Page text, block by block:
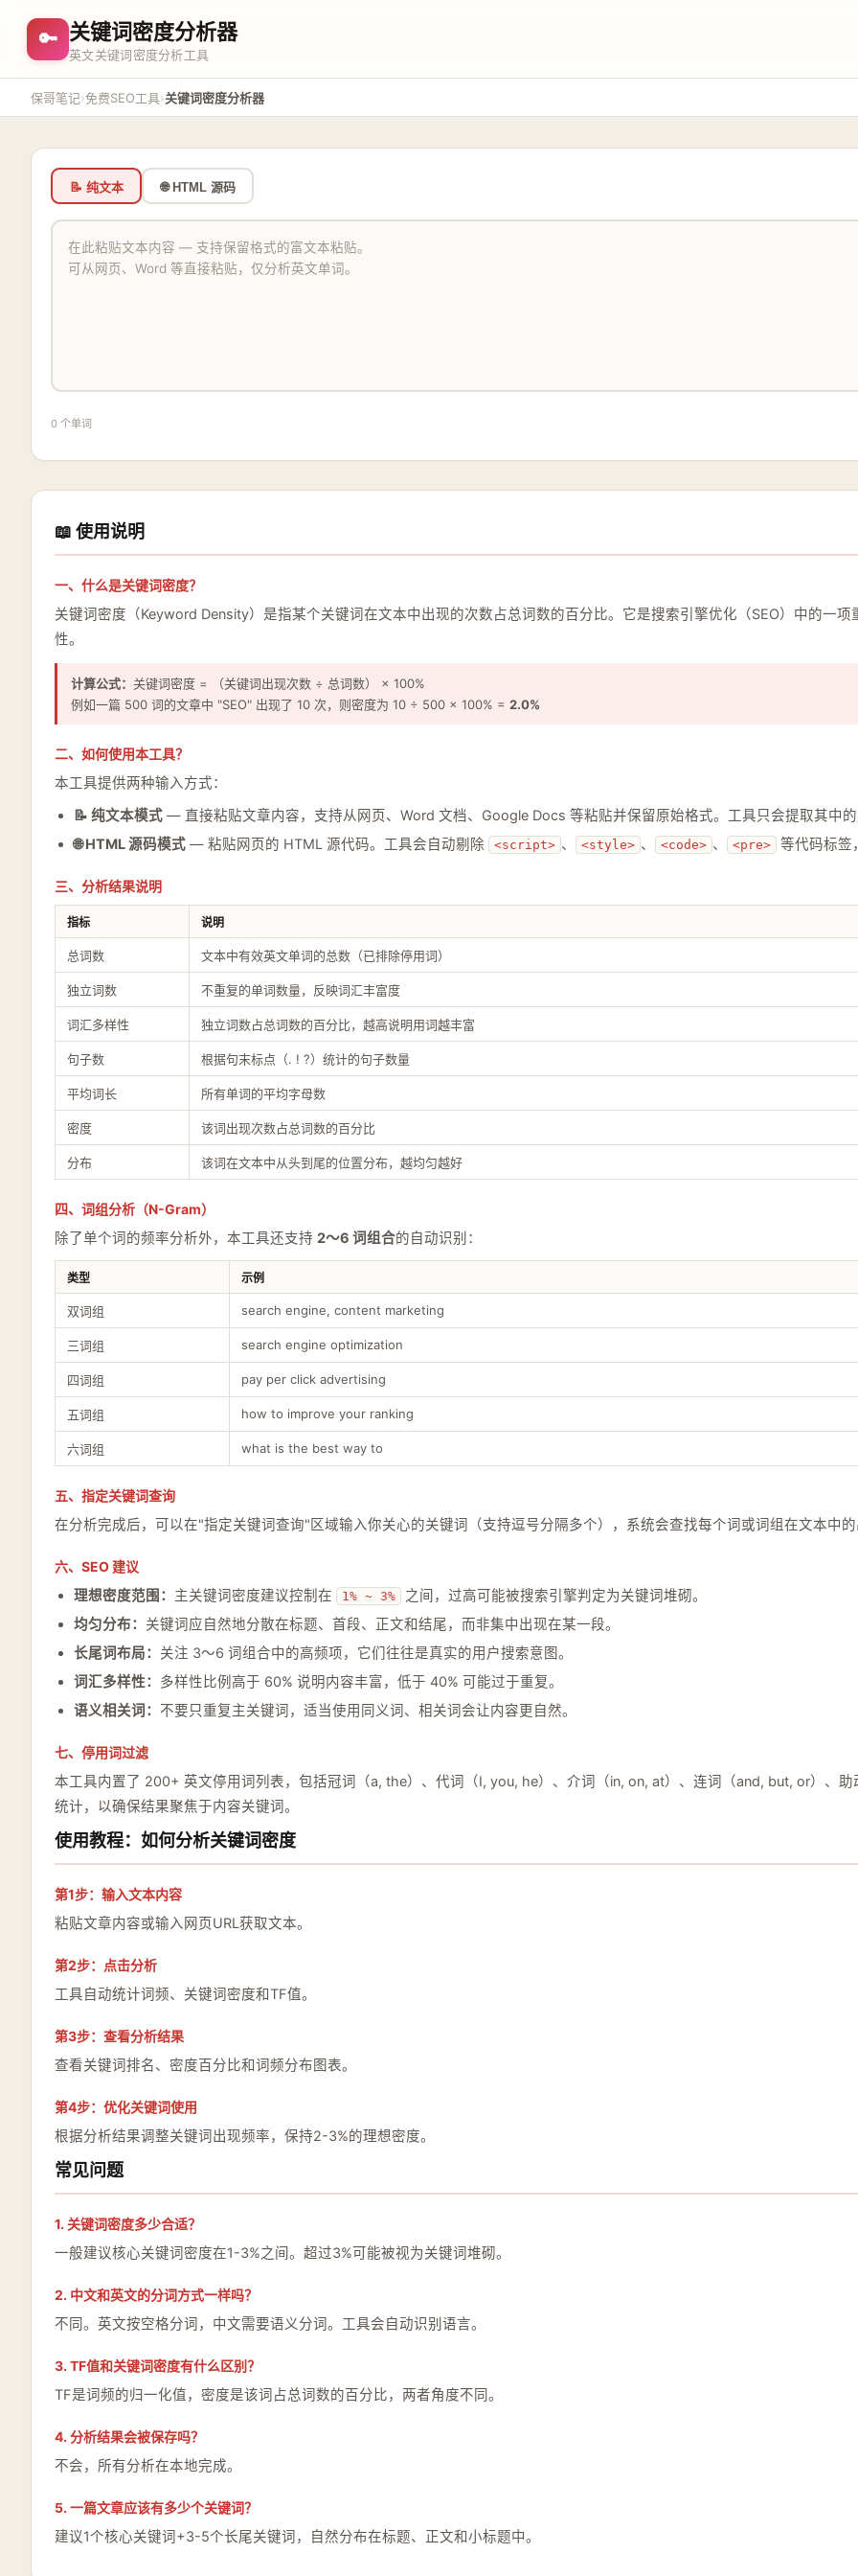
🔑 关键词密度分析器
英文关键词密度分析工具
保哥笔记›免费SEO工具›关键词密度分析器
📝 纯文本 🌐 HTML 源码
0 个单词
📖 使用说明
一、什么是关键词密度？
关键词密度（Keyword Density）是指某个关键词在文本中出现的次数占总词数的百分比。它是搜索引擎优化（SEO）中的一
性。
计算公式： 关键词密度 = （关键词出现次数 ÷ 总词数） × 100%
例如一篇 500 词的文章中 "SEO" 出现了 10 次，则密度为 10 ÷ 500 × 100% = 2.0%
二、如何使用本工具？
本工具提供两种输入方式：
📝 纯文本模式 — 直接粘贴文章内容，支持从网页、Word 文档、Google Docs 等粘贴并保留原始格式。工具只会提取其中
🌐 HTML 源码模式 — 粘贴网页的 HTML 源代码。工具会自动剔除 <script> 、 <style> 、 <code> 、 <pre> 等代码标签
三、分析结果说明
指标 说明
总词数 文本中有效英文单词的总数（已排除停用词）
独立词数 不重复的单词数量，反映词汇丰富度
词汇多样性 独立词数占总词数的百分比，越高说明用词越丰富
句子数 根据句末标点（. ! ?）统计的句子数量
平均词长 所有单词的平均字母数
密度 该词出现次数占总词数的百分比
分布 该词在文本中从头到尾的位置分布，越均匀越好
四、词组分析（N-Gram）
除了单个词的频率分析外，本工具还支持 2～6 词组合的自动识别：
类型 示例
双词组 search engine, content marketing
三词组 search engine optimization
四词组 pay per click advertising
五词组 how to improve your ranking
六词组 what is the best way to
五、指定关键词查询
在分析完成后，可以在"指定关键词查询"区域输入你关心的关键词（支持逗号分隔多个），系统会查找每个词或词组在文本中
六、SEO 建议
理想密度范围： 主关键词密度建议控制在 1% ~ 3%
之间，过高可能被搜索引擎判定为关键词堆砌。
均匀分布： 关键词应自然地分散在标题、首段、正文和结尾，而非集中出现在某一段。
长尾词布局： 关注 3～6 词组合中的高频项，它们往往是真实的用户搜索意图。
词汇多样性： 多样性比例高于 60% 说明内容丰富，低于 40% 可能过于重复。
语义相关词： 不要只重复主关键词，适当使用同义词、相关词会让内容更自然。
七、停用词过滤
本工具内置了 200+ 英文停用词列表，包括冠词（a, the）、代词（I, you, he）、介词（in, on, at）、连词（and, but, or）、
统计，以确保结果聚焦于内容关键词。
使用教程：如何分析关键词密度
第1步：输入文本内容
粘贴文章内容或输入网页URL获取文本。
第2步：点击分析
工具自动统计词频、关键词密度和TF值。
第3步：查看分析结果
查看关键词排名、密度百分比和词频分布图表。
第4步：优化关键词使用
根据分析结果调整关键词出现频率，保持2-3%的理想密度。
常见问题
1. 关键词密度多少合适？
一般建议核心关键词密度在1-3%之间。超过3%可能被视为关键词堆砌。
2. 中文和英文的分词方式一样吗？
不同。英文按空格分词，中文需要语义分词。工具会自动识别语言。
3. TF值和关键词密度有什么区别？
TF是词频的归一化值，密度是该词占总词数的百分比，两者角度不同。
4. 分析结果会被保存吗？
不会，所有分析在本地完成。
5. 一篇文章应该有多少个关键词？
建议1个核心关键词+3-5个长尾关键词，自然分布在标题、正文和小标题中。